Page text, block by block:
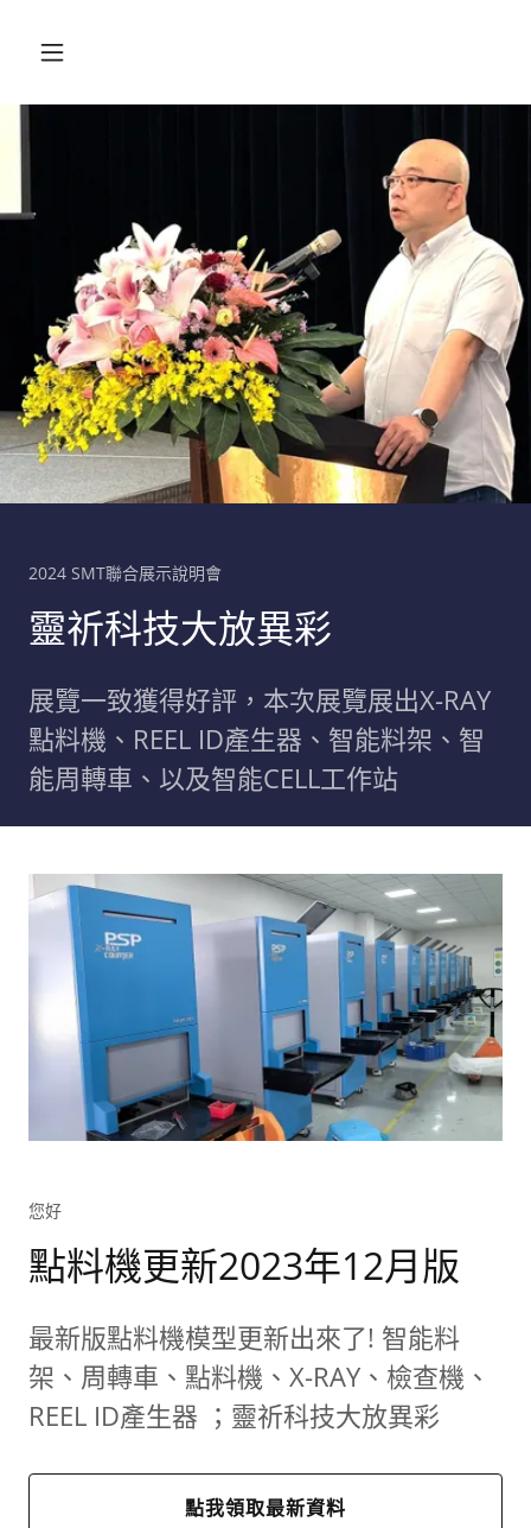
2024 SMT聯合展示說明會
靈祈科技大放異彩
展覽一致獲得好評，本次展覽展出X-RAY
點料機、REEL ID產生器、智能料架、智
能周轉車、以及智能CELL工作站
您好
點料機更新2023年12月版
最新版點料機模型更新出來了! 智能料
架、周轉車、點料機、X-RAY、檢查機、
REEL ID產生器 ；靈祈科技大放異彩
點我領取最新資料